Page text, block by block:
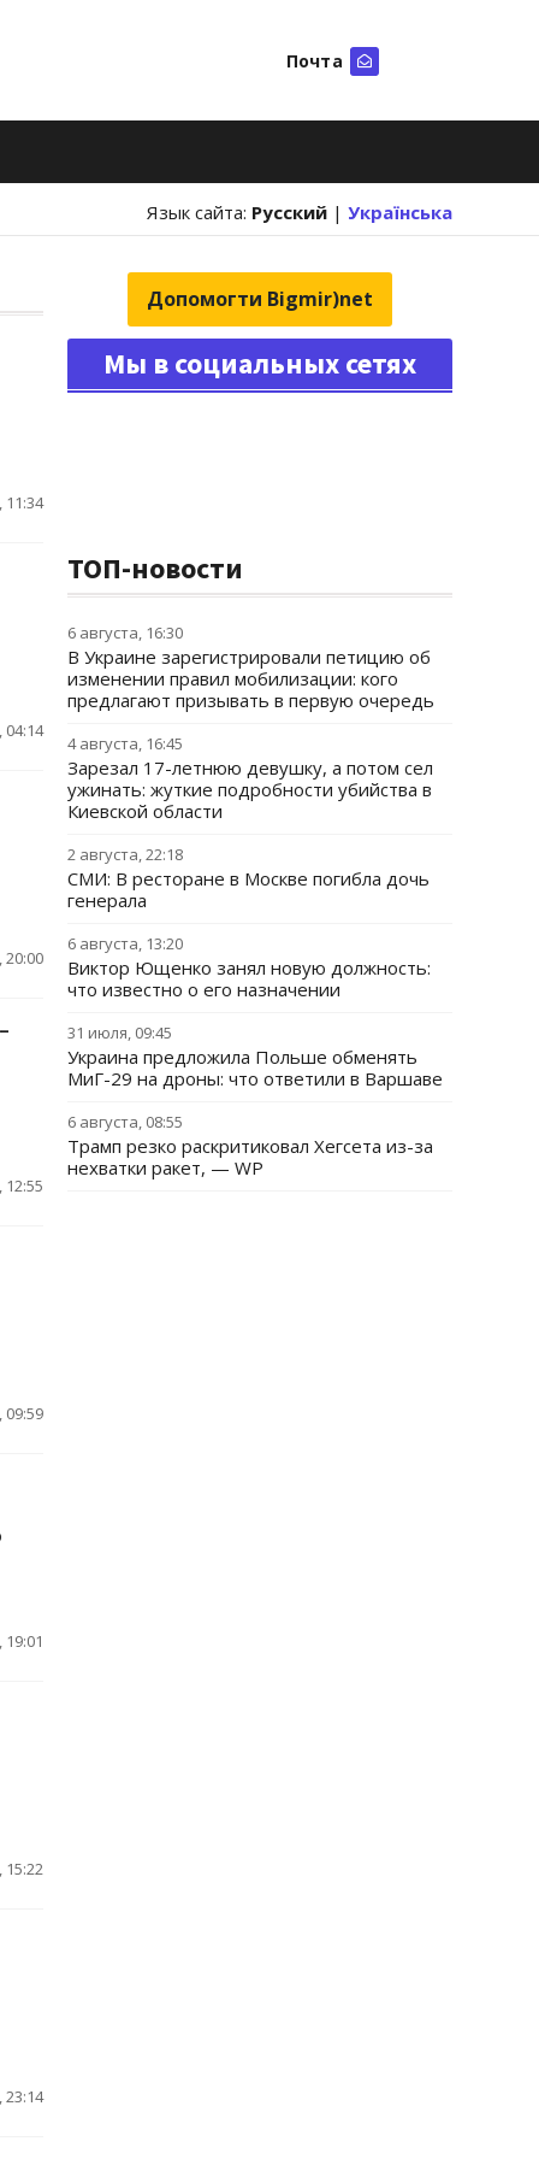
Почта
Язык сайта: Русский | Українська
11:34
04:14
20:00
12:55
09:59
15:22
23:14
Допомогти Bigmir)net
Мы в социальных сетях
ТОП-новости
6 августа, 16:30
В Украине зарегистрировали петицию об
изменении правил мобилизации: кого
предлагают призывать в первую очередь
4 августа, 16:45
Зарезал 17-летнюю девушку, а потом сел
ужинать: жуткие подробности убийства в
Киевской области
2 августа, 22:18
СМИ: В ресторане в Москве погибла дочь
генерала
6 августа, 13:20
Виктор Ющенко занял новую должность:
что известно о его назначении
31 июля, 09:45
Украина предложила Польше обменять
МиГ-29 на дроны: что ответили в Варшаве
6 августа, 08:55
Трамп резко раскритиковал Хегсета из-за
нехватки ракет, — WP